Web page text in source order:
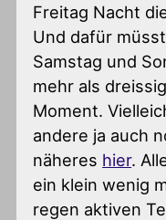
Freitag Nacht
Und dafür
Samstag und
mehr als
Moment.
andere ja auch
näheres hier.
ein klein wenig
regen aktiven